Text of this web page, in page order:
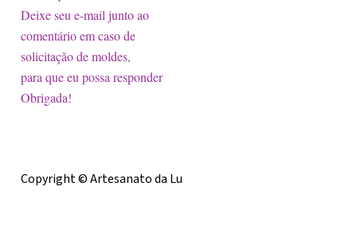
Deixe seu e-mail junto ao
comentário em caso de
solicitação de moldes,
para que eu possa responder
Obrigada!
Copyright © Artesanato da Lu